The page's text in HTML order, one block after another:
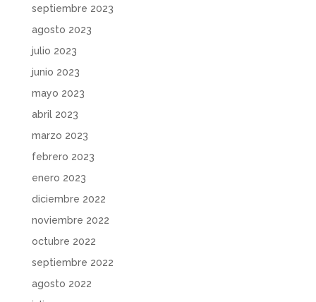
septiembre 2023
agosto 2023
julio 2023
junio 2023
mayo 2023
abril 2023
marzo 2023
febrero 2023
enero 2023
diciembre 2022
noviembre 2022
octubre 2022
septiembre 2022
agosto 2022